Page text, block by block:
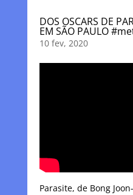
DOS OSCARS DE
EM SÃO PAULO
10 fev, 2020
Parasite, de Bong